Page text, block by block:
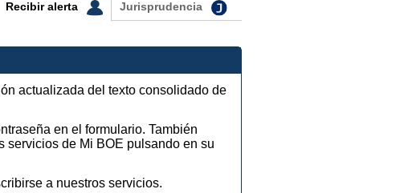
Jurisprudencia
Recibir alerta
actualizada del texto consolidado de
en el formulario. También
servicios de Mi BOE pulsando en su
a nuestros servicios.